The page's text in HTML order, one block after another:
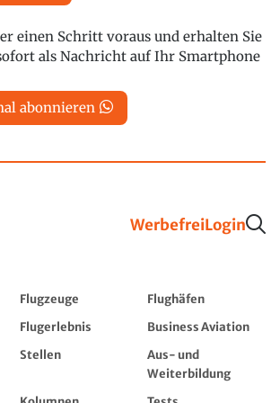
einen Schritt voraus und erhalten Sie
als Nachricht auf Ihr Smartphone
abonnieren
WerbefreiLogin
Flugzeuge
Flughäfen
Flugerlebnis
Business Aviation
Stellen
Aus- und
Weiterbildung